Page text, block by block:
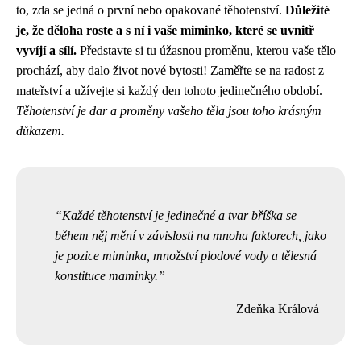
to, zda se jedná o první nebo opakované těhotenství. Důležité
je, že děloha roste a s ní i vaše miminko, které se uvnitř
vyvíjí a sílí. Představte si tu úžasnou proměnu, kterou vaše tělo
prochází, aby dalo život nové bytosti! Zaměřte se na radost z
mateřství a užívejte si každý den tohoto jedinečného období.
Těhotenství je dar a proměny vašeho těla jsou toho krásným
důkazem.
Každé těhotenství je jedinečné a tvar bříška se
během něj mění v závislosti na mnoha faktorech, jako
je pozice miminka, množství plodové vody a tělesná
konstituce maminky.
Zdeňka Králová